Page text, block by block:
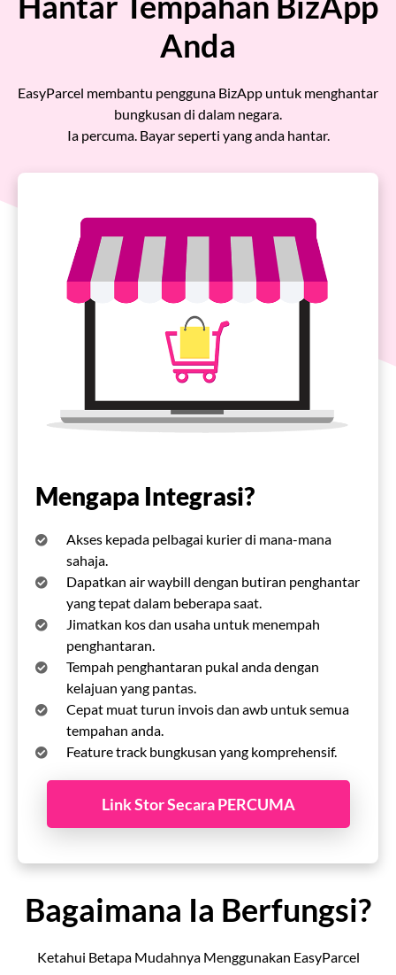
Marketplace
Anda
EasyParcel membantu pengguna BizApp untuk menghantar
bungkusan di dalam negara.
Ia percuma. Bayar seperti yang anda hantar.
Mengapa Integrasi?
Akses kepada pelbagai kurier di mana-mana
sahaja.
Dapatkan air waybill dengan butiran penghantar
yang tepat dalam beberapa saat.
Jimatkan kos dan usaha untuk menempah
penghantaran.
Tempah penghantaran pukal anda dengan
kelajuan yang pantas.
Cepat muat turun invois dan awb untuk semua
tempahan anda.
Feature track bungkusan yang komprehensif.
Link Stor Secara PERCUMA
Bagaimana Ia Berfungsi?
Ketahui Betapa Mudahnya Menggunakan EasyParcel